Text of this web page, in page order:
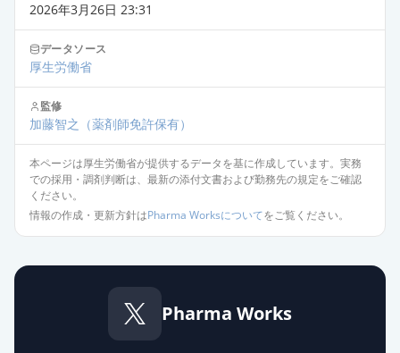
5mg「JG」
薬価 28.90 円
ソリフェナシンコハク酸塩OD錠
5mg「日医工」
薬価 28.90 円
通常出荷
ソリフェナシンコハク酸塩OD錠
5mg「サワイ」
通常出荷
ソリフェナシンコハク酸塩錠
28.90 円
2026年3月26日 23:31
データソース
厚生労働省
監修
加藤智之 （薬剤師免許保有）
本ページは厚生労働省が提供するデータを基に作成しています。実務
での採用・調剤判断は、最新の添付文書および勤務先の規定をご確認
ください。
情報の作成・更新方針はPharma Worksについてをご覧ください。
Pharma Works